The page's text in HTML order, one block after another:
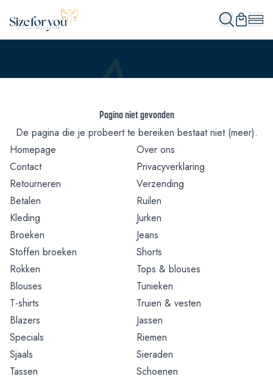
Pagina niet gevonden
De pagina die je probeert te bereiken bestaat niet (meer).
Homepage
Over ons
Contact
Privacyverklaring
Retourneren
Verzending
Betalen
Ruilen
Kleding
Jurken
Broeken
Jeans
Stoffen broeken
Shorts
Rokken
Tops & blouses
Blouses
Tunieken
T-shirts
Truien & vesten
Blazers
Jassen
Specials
Riemen
Sjaals
Sieraden
Tassen
Schoenen